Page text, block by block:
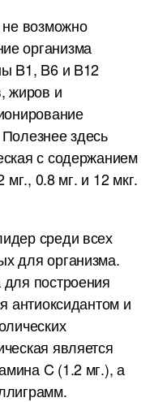
возможно
организма
B1, B6 и B12
жиров и
здесь
с содержанием
0.8 мг. и 12 мкг.
среди всех
для организма.
построения
антиоксидантом и
является
C (1.2 мг.), а